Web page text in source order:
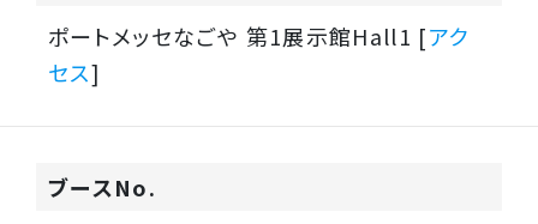
ポートメッセなごや 第1展示館Hall1 [アク
セス]
ブースNo.